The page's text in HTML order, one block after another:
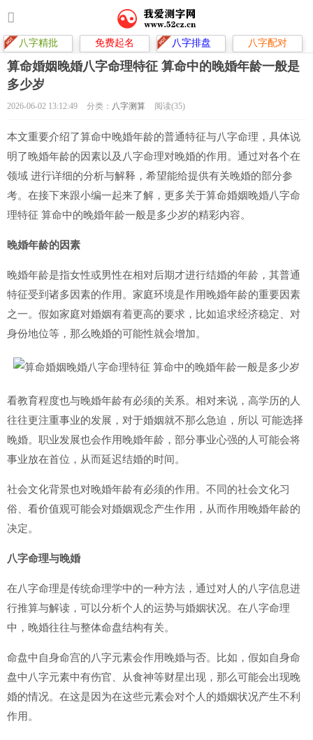
八字精批 免费起名 八字排盘 八字配对
算命婚姻晚婚八字命理特征 算命中的晚婚年龄一般是
多少岁
2026-06-02 13:12:49 分类： 八字测算 阅读(35)
本文重要介绍了算命中晚婚年龄的普通特征与八字命理，具体说
明了晚婚年龄的因素以及八字命理对晚婚的作用。通过对各个在
领域 进行详细的分析与解释，希望能给提供有关晚婚的部分参
考。在接下来跟小编一起来了解，更多关于算命婚姻晚婚八字命
理特征 算命中的晚婚年龄一般是多少岁的精彩内容。
晚婚年龄的因素
晚婚年龄是指女性或男性在相对后期才进行结婚的年龄，其普通
特征受到诸多因素的作用。家庭环境是作用晚婚年龄的重要因素
之一。假如家庭对婚姻有着更高的要求，比如追求经济稳定、对
身份地位等，那么晚婚的可能性就会增加。
看教育程度也与晚婚年龄有必须的关系。相对来说，高学历的人
往往更注重事业的发展，对于婚姻就不那么急迫，所以 可能选择
晚婚。职业发展也会作用晚婚年龄，部分事业心强的人可能会将
事业放在首位，从而延迟结婚的时间。
社会文化背景也对晚婚年龄有必须的作用。不同的社会文化习
俗、看价值观可能会对婚姻观念产生作用，从而作用晚婚年龄的
决定。
八字命理与晚婚
在八字命理是传统命理学中的一种方法，通过对人的八字信息进
行推算与解读，可以分析个人的运势与婚姻状况。在八字命理
中，晚婚往往与整体命盘结构有关。
命盘中自身命宫的八字元素会作用晚婚与否。比如，假如自身命
盘中八字元素中有伤官、从食神等财星出现，那么可能会出现晚
婚的情况。在这是因为在这些元素会对个人的婚姻状况产生不利
作用。